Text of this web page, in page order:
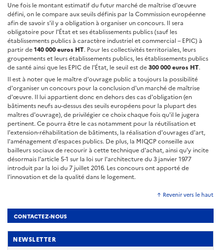
Une fois le montant estimatif du futur marché de maîtrise d'œuvre
défini, on le compare aux seuils définis par la Commission européenne
afin de savoir s'il y a obligation à organiser un concours. Il sera
obligatoire pour l'État et ses établissements publics (sauf les
établissements publics à caractère industriel et commercial – EPIC) à
partir de140 000 euros HT. Pour les collectivités territoriales, leurs
groupements et leurs établissements publics, les établissements publics
de santé ainsi que les EPIC de l'État, le seuil est de300 000 euros HT.
Il est à noter que le maître d'ouvrage public a toujours la possibilité
d'organiser un concours pour la conclusion d'un marché de maîtrise
d'œuvre. Il lui appartient donc en dehors des cas d'obligation (en
bâtiments neufs au-dessus des seuils européens pour la plupart des
maîtres d'ouvrage), de privilégier ce choix chaque fois qu'il le jugera
pertinent. Ce pourra être le cas notamment pour la réutilisation et
l'extension-réhabilitation de bâtiments, la réalisation d'ouvrages d'art,
l'aménagement d'espaces publics. De plus, la MIQCP conseille aux
bailleurs sociaux de recourir à cette technique d'achat, ainsi qu'y incite
désormais l'article 5-1 sur la loi sur l'architecture du 3 janvier 1977
introduit par la loi du 7 juillet 2016. Les concours ont apporté de
l'innovation et de la qualité dans le logement.
↑ Revenir vers le haut
CONTACTEZ-NOUS
NEWSLETTER